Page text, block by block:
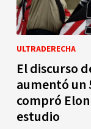
ULTRADERECHA
El discurso
aumentó un
compró
estudio